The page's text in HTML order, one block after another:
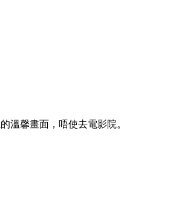
溫馨畫面，唔使去電影院。